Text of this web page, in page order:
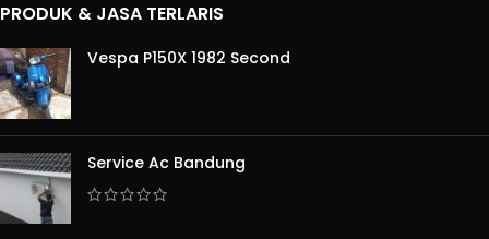
PRODUK & JASA TERLARIS
Vespa P150X 1982 Second
Service Ac Bandung